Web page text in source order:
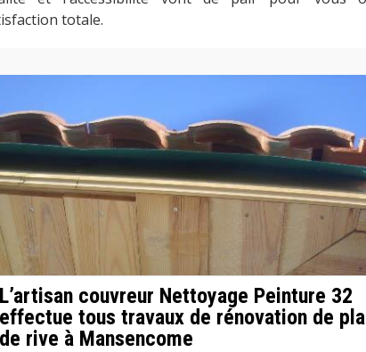
totale.
L’artisan couvreur Nettoyage Peinture 32
effectue tous travaux de rénovation de
de rive à Mansencome